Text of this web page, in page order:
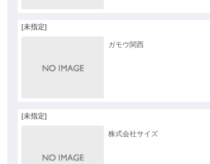
[未指定]
ガモウ関西
[未指定]
株式会社サイズ